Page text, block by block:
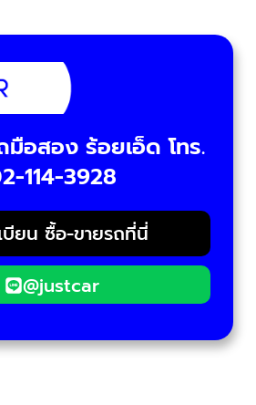
มือสอง ร้อยเอ็ด โทร.
114-3928
บียน ซื้อ-ขายรถที่นี่
@justcar